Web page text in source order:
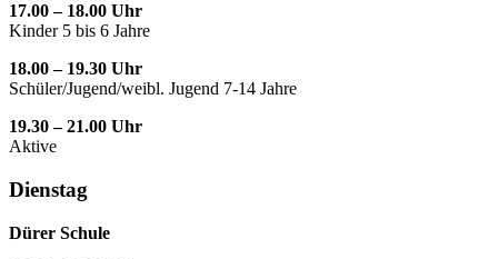
17.00 – 18.00 Uhr
Kinder 5 bis 6 Jahre
18.00 – 19.30 Uhr
Schüler/Jugend/weibl. Jugend 7-14 Jahre
19.30 – 21.00 Uhr
Aktive
Dienstag
Dürer Schule